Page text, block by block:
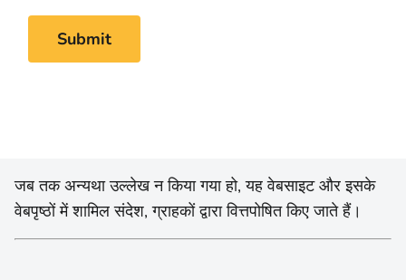
जब तक अन्यथा उल्लेख न किया गया हो, यह वेबसाइट और इसके
वेबपृष्ठों में शामिल संदेश, ग्राहकों द्वारा वित्तपोषित किए जाते हैं।